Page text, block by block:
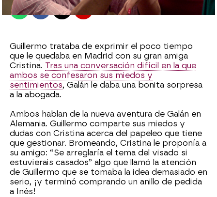
WhatsappFacebook
X Flipboard
Guillermo trataba de exprimir el poco tiempo
que le quedaba en Madrid con su gran amiga
Cristina. Tras una conversación difícil en la que
ambos se confesaron sus miedos y
sentimientos, Galán le daba una bonita sorpresa
a la abogada.
Ambos hablan de la nueva aventura de Galán en
Alemania. Guillermo comparte sus miedos y
dudas con Cristina acerca del papeleo que tiene
que gestionar. Bromeando, Cristina le proponía a
su amigo: “Se arreglaría el tema del visado si
estuvierais casados” algo que llamó la atención
de Guillermo que se tomaba la idea demasiado en
serio, ¡y terminó comprando un anillo de pedida
a Inés!